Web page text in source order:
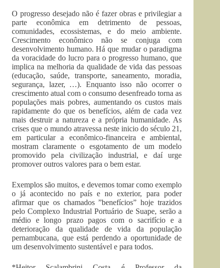
O progresso desejado não é fazer obras e privilegiar a
parte econômica em detrimento de pessoas,
comunidades, ecossistemas, e do meio ambiente.
Crescimento econômico não se conjuga com
desenvolvimento humano. Há que mudar o paradigma
da voracidade do lucro para o progresso humano, que
implica na melhoria da qualidade de vida das pessoas
(educação, saúde, transporte, saneamento, moradia,
segurança, lazer, …). Enquanto isso não ocorrer o
crescimento atual com o consumo desenfreado torna as
populações mais pobres, aumentando os custos mais
rapidamente do que os benefícios, além de cada vez
mais destruir a natureza e a própria humanidade. As
crises que o mundo atravessa neste inicio do século 21,
em particular a econômico-financeira e ambiental,
mostram claramente o esgotamento de um modelo
promovido pela civilização industrial, e daí urge
promover outros valores para o bem estar.
Exemplos são muitos, e devemos tomar como exemplo
o já acontecido no país e no exterior, para poder
afirmar que os chamados ”benefícios” hoje trazidos
pelo Complexo Industrial Portuário de Suape, serão a
médio e longo prazo pagos com o sacrifício e a
deterioração da qualidade de vida da população
pernambucana, que está perdendo a oportunidade de
um desenvolvimento sustentável e para todos.